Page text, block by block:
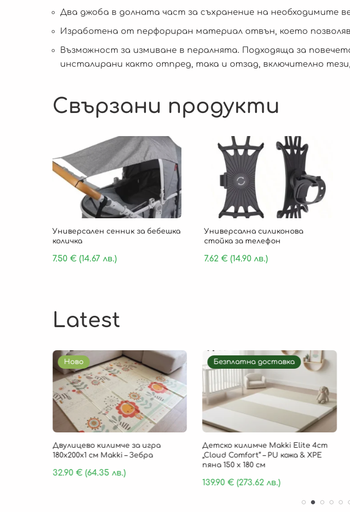
Два джоба в долната част за съхранение на необходимите
Изработена от перфориран материал отвън, което
Възможност за измиване в пералнята. Подходяща за
инсталирани както отпред, така и отзад, включително
Свързани продукти
Универсален сенник за бебешка
количка
7.50 € (14.67 лв.)
Универсална силиконова
стойка за телефон
7.62 €(14.90 лв.)
Latest
Ново
Двулицево килимче за игра
180х200х1 см Makki – Зебра
32.90 €(64.35 лв.)
Безплатна доставка
Детско килимче Makki Elite 4cm
„Cloud Comfort“ – PU кожа & XPE
пяна 150 х 180 см
139.90€(273.62 лв.)